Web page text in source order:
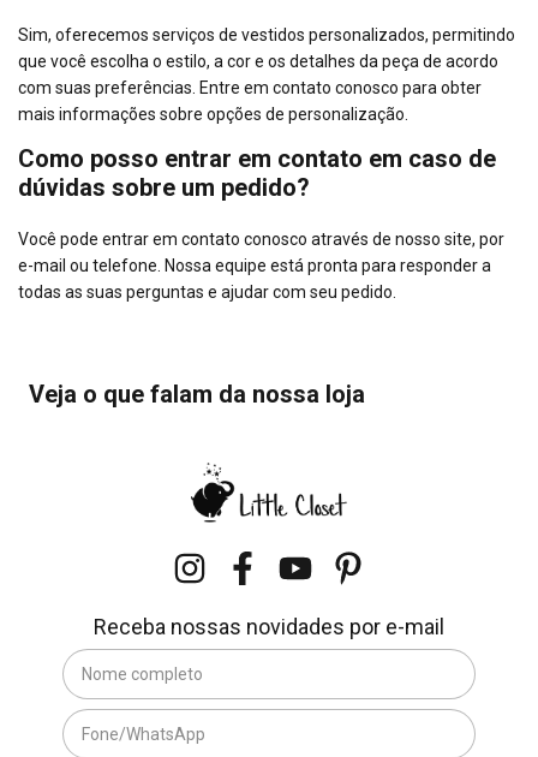
Sim, oferecemos serviços de vestidos personalizados, permitindo
que você escolha o estilo, a cor e os detalhes da peça de acordo
com suas preferências. Entre em contato conosco para obter
mais informações sobre opções de personalização.
Como posso entrar em contato em caso de
dúvidas sobre um pedido?
Você pode entrar em contato conosco através de nosso site, por
e-mail ou telefone. Nossa equipe está pronta para responder a
todas as suas perguntas e ajudar com seu pedido.
Veja o que falam da nossa loja
Receba nossas novidades por e-mail